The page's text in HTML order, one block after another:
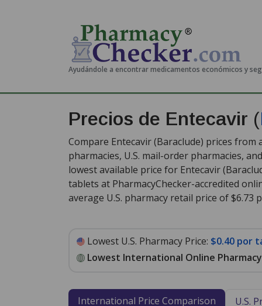
Ayudándole a encontrar medicamentos económicos y
Precios de Entecavir (
Compare Entecavir (Baraclude) prices
pharmacies, U.S. mail-order pharmacies,
lowest available price for Entecavir
tablets at PharmacyChecker-accredited
average U.S. pharmacy retail price of $6.73
Lowest U.S. Pharmacy Price: $0.40 por
Lowest International Online
International Price Comparison U.S.